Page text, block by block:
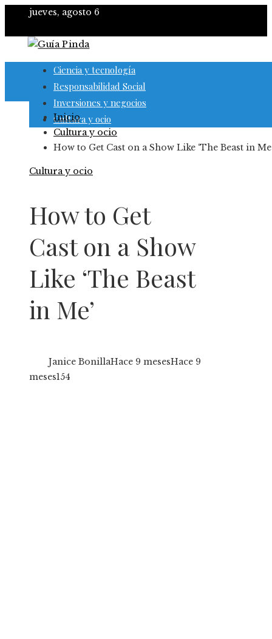
jueves, agosto 6
Ciencia y tecnología
Responsabilidad Social
Inversiones y negocios
Cultura y ocio
Inicio
Cultura y ocio
How to Get Cast on a Show Like ‘The Beast in
Cultura y ocio
How to Get
Cast on a Show
Like ‘The Beast
in Me’
Janice BonillaHace 9 mesesHace 9
meses154